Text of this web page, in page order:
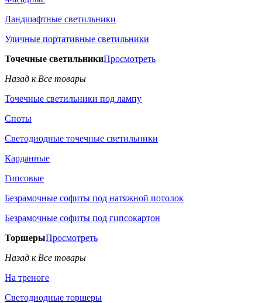
Ландшафтные светильники
Уличные портативные светильники
Точечные светильникиПросмотреть
Назад к Все товары
Точечные светильники под лампу
Споты
Светодиодные точечные светильники
Карданные
Гипсовые
Безрамочные софиты под натяжной потолок
Безрамочные софиты под гипсокартон
ТоршерыПросмотреть
Назад к Все товары
На треноге
Светодиодные торшеры